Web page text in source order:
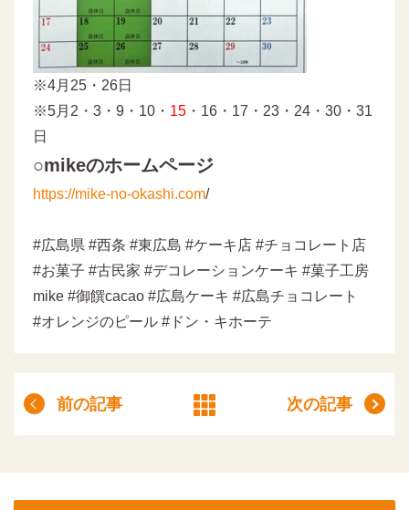
※4月25・26日
※5月2・3・9・10・ 15 ・16・17・23・24・30・31
日
○mikeのホームページ
https://mike-no-okashi.com/
#広島県 #西条 #東広島 #ケーキ店 #チョコレート店
#お菓子 #古民家 #デコレーションケーキ #菓子工房
mike #御饌cacao #広島ケーキ #広島チョコレート
#オレンジのピール #ドン・キホーテ
前の記事 次の記事